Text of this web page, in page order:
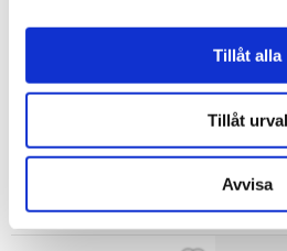
Tillåt alla
Tillåt urval
Avvisa
Bad & kök / Kök & tvättstuga /
Liknande